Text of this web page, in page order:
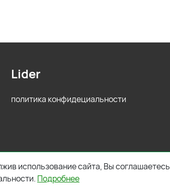
Lider
политика конфидециальности
использование сайта, Вы
Подробнее